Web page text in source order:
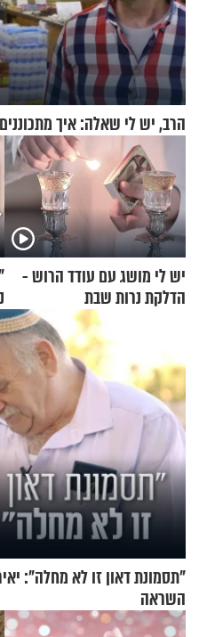
הרב, יש לי שאלה: איך
יש לי מושג עם עודד הרוש -
הדלקת נרות שבת
"תסמונת דאון זו לא מחלה":
השראה